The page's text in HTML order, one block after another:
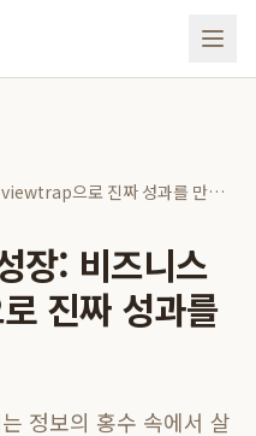
으로 진짜 성과를 만드
장: 비즈니스
진짜 성과를
정보의 홍수 속에서 살